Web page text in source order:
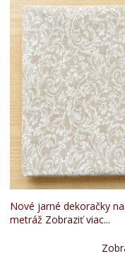
Nové jarné dekoračky
metráž Zobraziť viac...